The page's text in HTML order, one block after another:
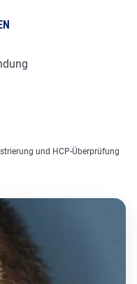
und HCP-Überprüfung